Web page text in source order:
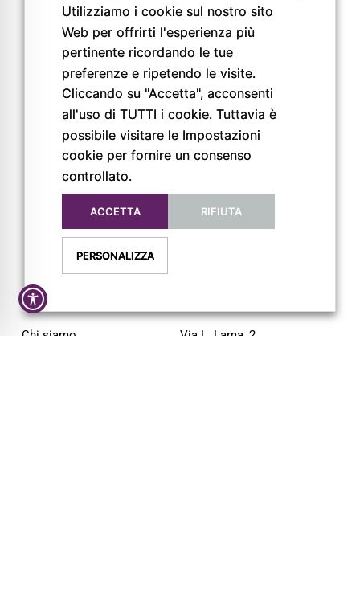
© Copyright 2026
Pigreco Srl Unipersonale
P. IVA: 02789840341
REA: PR-267093
AZIENDA
Chi siamo
Via L. Lama, 2
Utilizziamo i cookie sul nostro sito
Web per offrirti l'esperienza più
pertinente ricordando le tue
preferenze e ripetendo le visite.
Cliccando su "Accetta", acconsenti
all'uso di TUTTI i cookie. Tuttavia è
possibile visitare le Impostazioni
cookie per fornire un consenso
controllato.
ACCETTA RIFIUTA
PERSONALIZZA